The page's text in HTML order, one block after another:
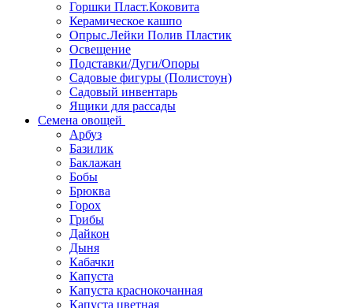
Горшки Пласт.Коковита
Керамическое кашпо
Опрыс.Лейки Полив Пластик
Освещение
Подставки/Дуги/Опоры
Садовые фигуры (Полистоун)
Садовый инвентарь
Ящики для рассады
Семена овощей
Арбуз
Базилик
Баклажан
Бобы
Брюква
Горох
Грибы
Дайкон
Дыня
Кабачки
Капуста
Капуста краснокочанная
Капуста цветная